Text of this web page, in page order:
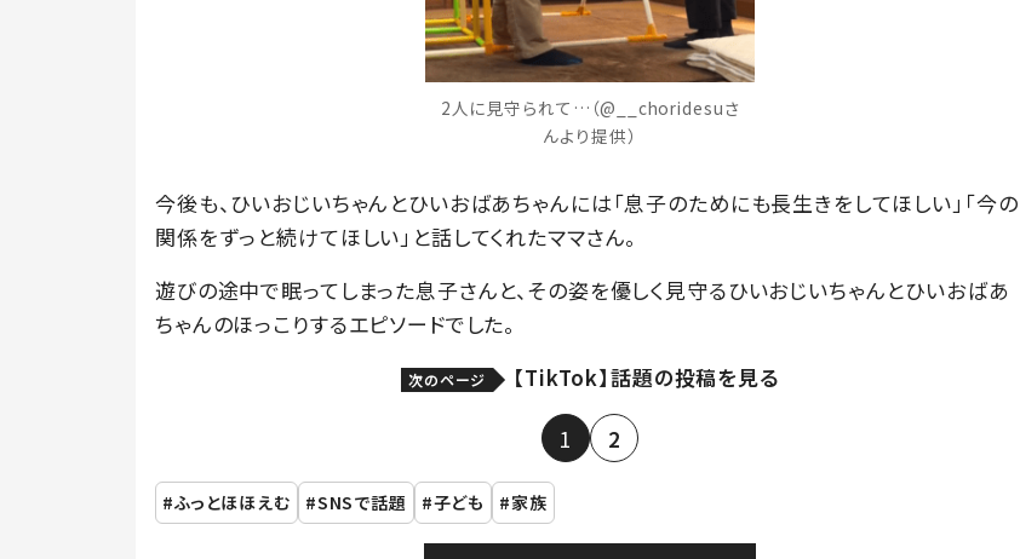
2人に見守られて…（@__choridesuさ
んより提供）
今後も、ひいおじいちゃんとひいおばあちゃんには「息子のためにも長生きをしてほしい」「今の
関係をずっと続けてほしい」と話してくれたママさん。
遊びの途中で眠ってしまった息子さんと、その姿を優しく見守るひいおじいちゃんとひいおばあ
ちゃんのほっこりするエピソードでした。
次のページ 【TikTok】話題の投稿を見る
1 2
ふっとほほえむ SNSで話題 子ども 家族